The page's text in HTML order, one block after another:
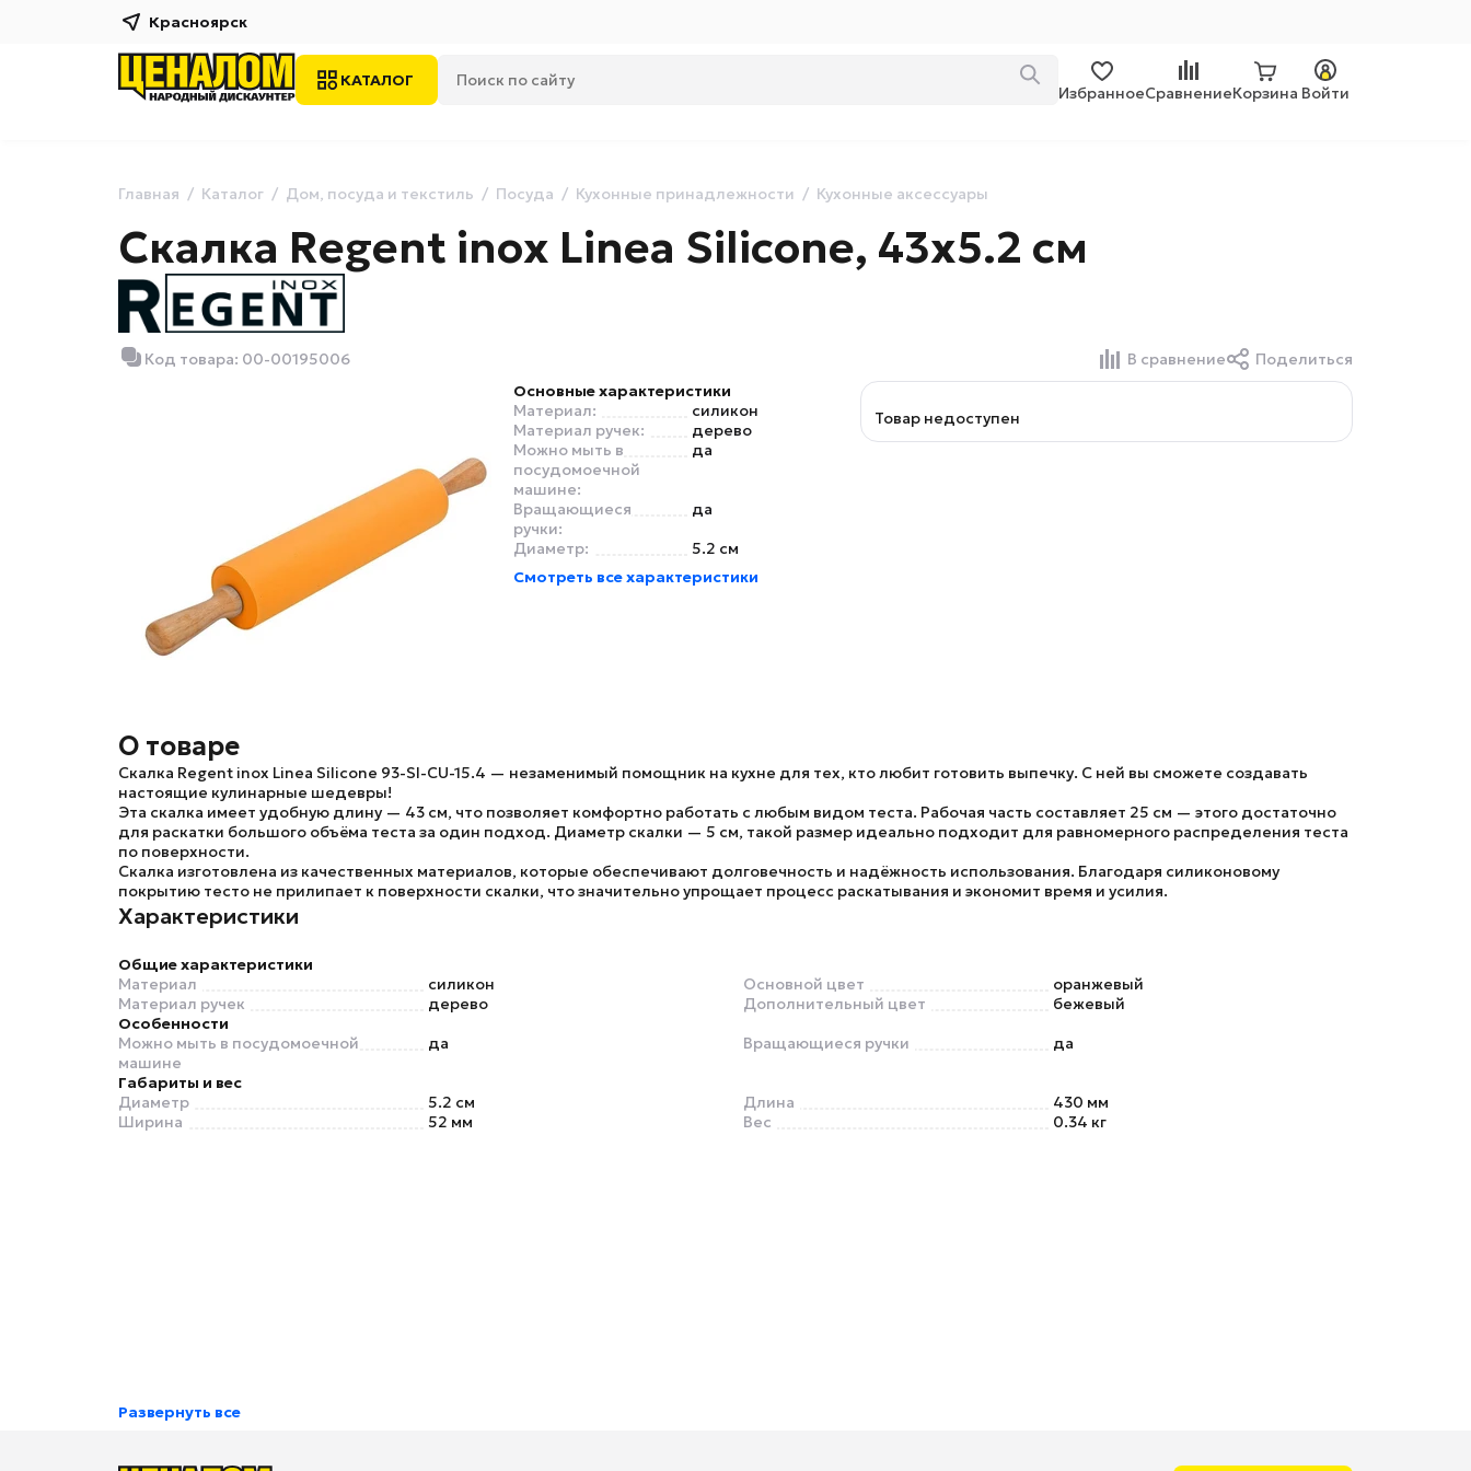
Красноярск
КАТАЛОГ
ИзбранноеСравнениеКорзина Войти
Главная Каталог Дом, посуда и текстиль Посуда Кухонные принадлежности Кухонные аксессуары
Скалка Regent inox Linea Silicone, 43х5.2 см
Код товара: 00-00195006 В сравнение
Поделиться
Основные характеристики
Материал:
силикон
Материал ручек:
дерево
Можно мыть в
посудомоечной
машине:
да
Вращающиеся
ручки:
да
Диаметр:
5.2 см
Смотреть все характеристики
Товар недоступен
О товаре
Скалка Regent inox Linea Silicone 93-SI-CU-15.4 — незаменимый помощник на кухне для тех, кто любит готовить выпечку. С ней вы сможете создавать
настоящие кулинарные шедевры!
Эта скалка имеет удобную длину — 43 см, что позволяет комфортно работать с любым видом теста. Рабочая часть составляет 25 см — этого достаточно
для раскатки большого объёма теста за один подход. Диаметр скалки — 5 см, такой размер идеально подходит для равномерного распределения теста
по поверхности.
Скалка изготовлена из качественных материалов, которые обеспечивают долговечность и надёжность использования. Благодаря силиконовому
покрытию тесто не прилипает к поверхности скалки, что значительно упрощает процесс раскатывания и экономит время и усилия.
Характеристики
Общие характеристики
Материал
силикон
Материал ручек
дерево
Основной цвет
оранжевый
Дополнительный цвет
бежевый
Особенности
Можно мыть в посудомоечной
машине
да Вращающиеся ручки
да
Габариты и вес
Диаметр
5.2 см
Ширина
52 мм
Длина
430 мм
Вес
0.34 кг
Развернуть все